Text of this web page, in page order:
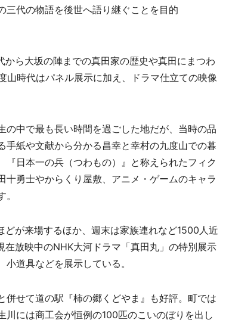
三代の物語を後世へ語り継ぐことを目的
ら大坂の陣までの真田家の歴史や真田にまつわ
山時代はパネル展示に加え、ドラマ仕立ての映像
中で最も長い時間を過ごした地だが、当時の品
紙や文献から分かる昌幸と幸村の九度山での暮
日本一の兵（つわもの）』と称えられたフィク
勇士やからくり屋敷、アニメ・ゲームのキャラ
が来場するほか、週末は家族連れなど1500人近
放映中のNHK大河ドラマ「真田丸」の特別展示
道具などを展示している。
せて道の駅『柿の郷くどやま』も好評。町では
には商工会が恒例の100匹のこいのぼりを出し